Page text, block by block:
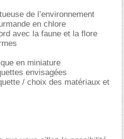
de l’environnement
en chlore
avec la faune et la flore
en miniature
envisagées
/ choix des matériaux et